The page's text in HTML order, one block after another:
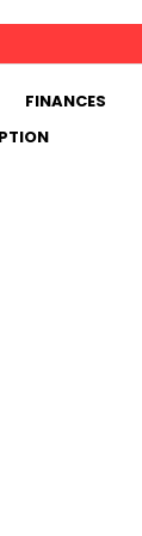
FINANCES